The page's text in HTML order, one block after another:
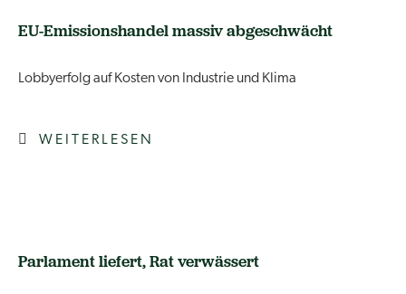
EU-Emissionshandel massiv abgeschwächt
Lobbyerfolg auf Kosten von Industrie und Klima
WEITERLESEN
Parlament liefert, Rat verwässert